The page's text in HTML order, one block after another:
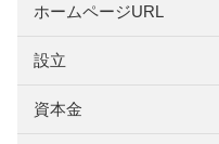
ホームページURL
設立
資本金